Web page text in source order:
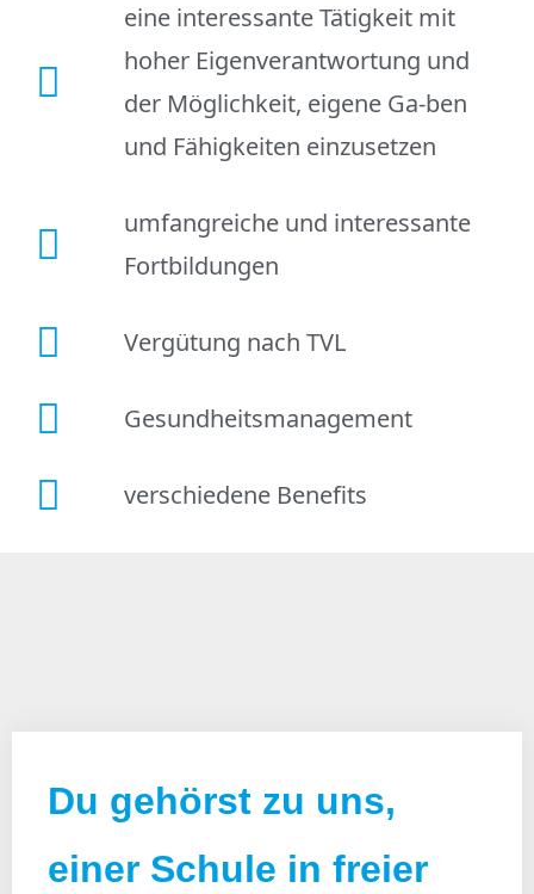
eine interessante Tätigkeit mit
hoher Eigenverantwortung und
der Möglichkeit, eigene Ga-ben
und Fähigkeiten einzusetzen
umfangreiche und interessante
Fortbildungen
Vergütung nach TVL
Gesundheitsmanagement
verschiedene Benefits
Du gehörst zu uns,
einer Schule in freier